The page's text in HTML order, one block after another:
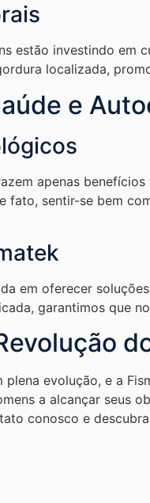
estão investindo em
localizada,
e
apenas
fato, sentir-se bem
em oferecer
garantimos que
plena evolução, e a
a alcançar seus
conosco e